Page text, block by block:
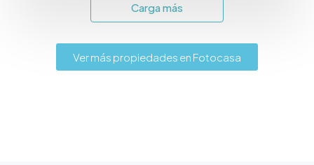
Carga más
Ver más propiedades en Fotocasa